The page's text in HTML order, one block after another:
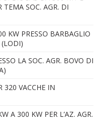
SOC. AGR. DI
KW PRESSO BARBAGLIO
(LODI)
LA SOC. AGR. BOVO DI
320 VACCHE IN
A 300 KW PER L’AZ. AGR.